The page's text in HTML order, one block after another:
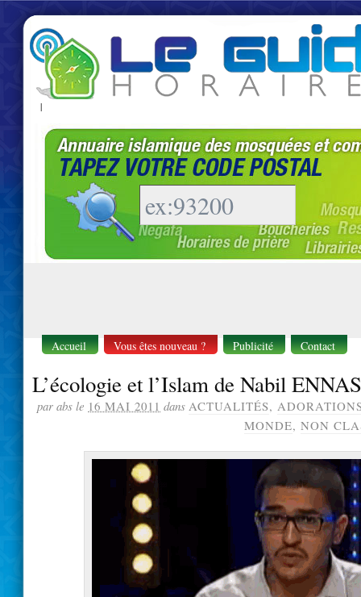
|
Accueil Vous êtes nouveau ? Publicité Contact
L’écologie et l’Islam de Nabil
par abs le 16 MAI 2011 dans ACTUALITÉS,
MONDE, NON